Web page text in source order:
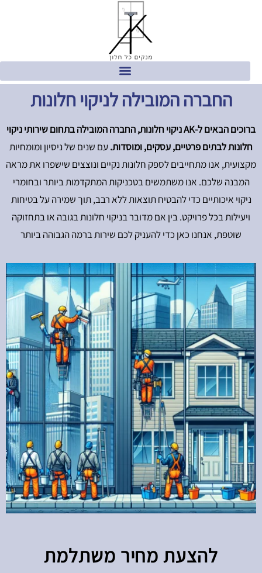
החברה המובילה לניקוי חלונות
ברוכים הבאים ל-AK ניקוי חלונות, החברה המובילה בתחום שירותי ניקוי
חלונות לבתים פרטיים, עסקים, ומוסדות.עם שנים של ניסיון ומומחיות
מקצועית, אנו מתחייבים לספק חלונות נקיים ונוצצים שישפרו את מראה
המבנה שלכם. אנו משתמשים בטכניקות המתקדמות ביותר ובחומרי
ניקוי איכותיים כדי להבטיח תוצאות ללא רבב, תוך שמירה על בטיחות
ויעילות בכל פרויקט. בין אם מדובר בניקוי חלונות בגובה או בתחזוקה
שוטפת, אנחנו כאן כדי להעניק לכם שירות ברמה הגבוהה ביותר
להצעת מחיר משתלמת​